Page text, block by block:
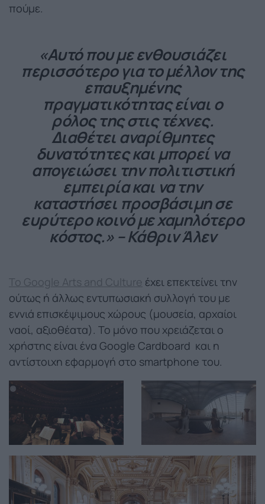
πούμε.
«Αυτό που με ενθουσιάζει
περισσότερο για το μέλλον της
επαυξημένης
πραγματικότητας είναι ο
ρόλος της στις τέχνες.
Διαθέτει αναρίθμητες
δυνατότητες και μπορεί να
απογειώσει την πολιτιστική
εμπειρία και να την
καταστήσει προσβάσιμη σε
ευρύτερο κοινό με χαμηλότερο
κόστος.» – Κάθριν Άλεν
Το Google Arts and Culture έχει επεκτείνει την
ούτως ή άλλως εντυπωσιακή συλλογή του με
εννιά επισκέψιμους χώρους (μουσεία, αρχαίοι
ναοί, αξιοθέατα). Το μόνο που χρειάζεται ο
χρήστης είναι ένα Google Cardboard και η
αντίστοιχη εφαρμογή στο smartphone του.